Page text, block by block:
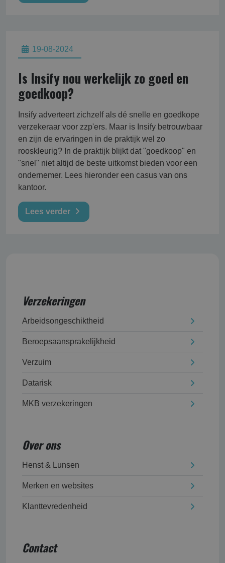
19-08-2024
Is Insify nou werkelijk zo goed en
goedkoop?
Insify adverteert zichzelf als dé snelle en goedkope
verzekeraar voor zzp'ers. Maar is Insify betrouwbaar
en zijn de ervaringen in de praktijk wel zo
rooskleurig? In de praktijk blijkt dat "goedkoop" en
"snel" niet altijd de beste uitkomst bieden voor een
ondernemer. Lees hieronder een casus van ons
kantoor.
Lees verder
Verzekeringen
Arbeidsongeschikt­heid
Beroepsaansprakelijk­heid
Verzuim
Datarisk
MKB verzekeringen
Over ons
Henst & Lunsen
Merken en websites
Klanttevredenheid
Contact